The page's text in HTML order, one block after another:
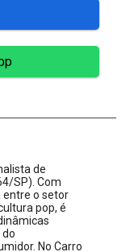
de
SP). Com
entre o setor
pop, é
No Carro